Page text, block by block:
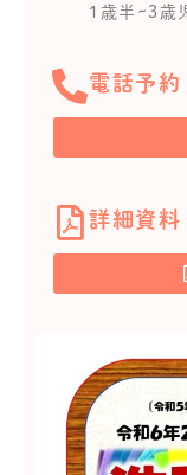
1歳半~3歳
電話予約
詳細資料